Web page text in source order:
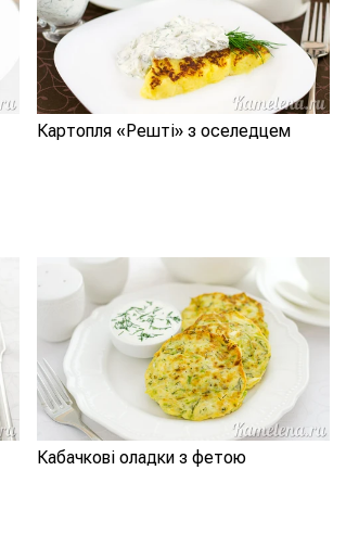
Картопля «Решті» з оселедцем
Кабачкові оладки з фетою